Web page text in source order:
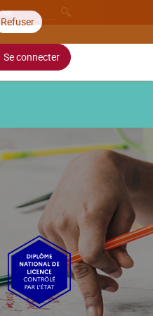
Refuser
Se connecter